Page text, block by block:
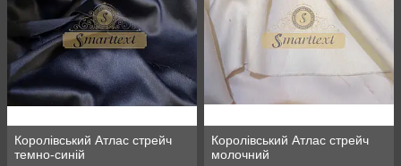
Королівський Атлас стрейч
темно-синій
Королівський Атлас стрейч
молочний